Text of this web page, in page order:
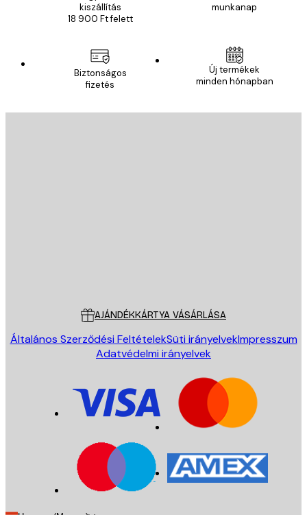
kiszállítás
18 900 Ft felett
munkanap
Biztonságos
fizetés
Új termékek
minden hónapban
AJÁNDÉKKÁRTYA VÁSÁRLÁSA
Általános Szerződési FeltételekSüti irányelvekImpresszum
Adatvédelmi irányelvek